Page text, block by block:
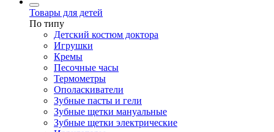
Товары для детей
По типу
Детский костюм доктора
Игрушки
Кремы
Песочные часы
Термометры
Ополаскиватели
Зубные пасты и гели
Зубные щетки мануальные
Зубные щетки электрические